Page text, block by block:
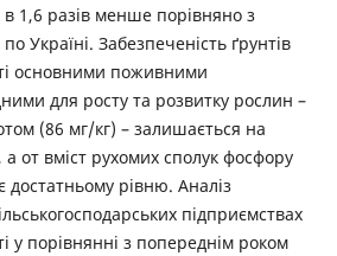
1,6 разів менше порівняно з
Україні. Забезпеченість ґрунтів
основними поживними
для росту та розвитку рослин –
(86 мг/кг) – залишається на
а от вміст рухомих сполук фосфору
достатньому рівню. Аналіз
підприємствах
у порівнянні з попереднім роком